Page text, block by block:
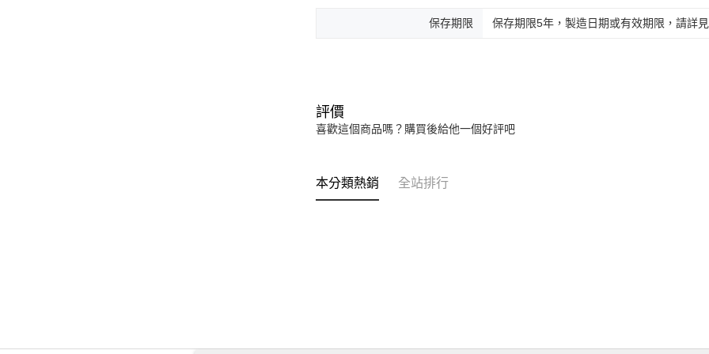
保存期限 保存期限5年，製造日期或有效期限，請詳
評價
喜歡這個商品嗎？購買後給他一個好評吧
本分類熱銷 全站排行